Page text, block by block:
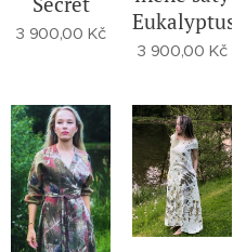
3 900,00 Kč
Eukalyptus
3 900,00 Kč